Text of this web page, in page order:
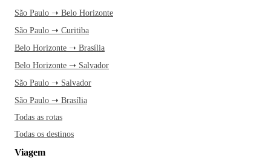
São Paulo ➝ Belo Horizonte
São Paulo ➝ Curitiba
Belo Horizonte ➝ Brasília
Belo Horizonte ➝ Salvador
São Paulo ➝ Salvador
São Paulo ➝ Brasília
Todas as rotas
Todas os destinos
Viagem